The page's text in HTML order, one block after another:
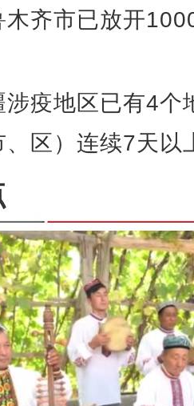
木齐市已放开
涉疫地区已有4个
、区）连续7天以
新疆故事】新疆味道